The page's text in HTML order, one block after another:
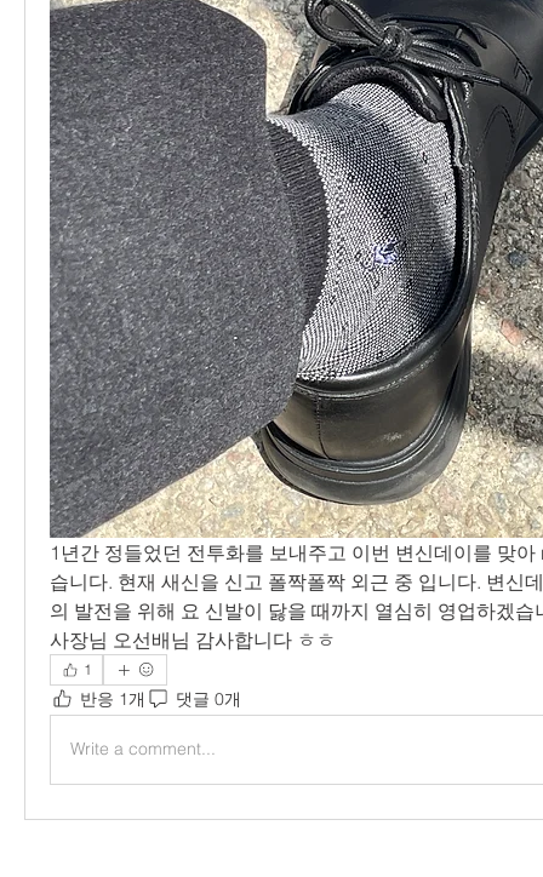
1년간 정들었던 전투화를 보내주고 이번 변신데이를 맞
습니다. 현재 새신을 신고 폴짝폴짝 외근 중 입니다. 변신
의 발전을 위해 요 신발이 닳을 때까지 열심히 영업하겠
사장님 오선배님 감사합니다 ㅎㅎ
1
반응 1개 댓글 0개
Write a comment...